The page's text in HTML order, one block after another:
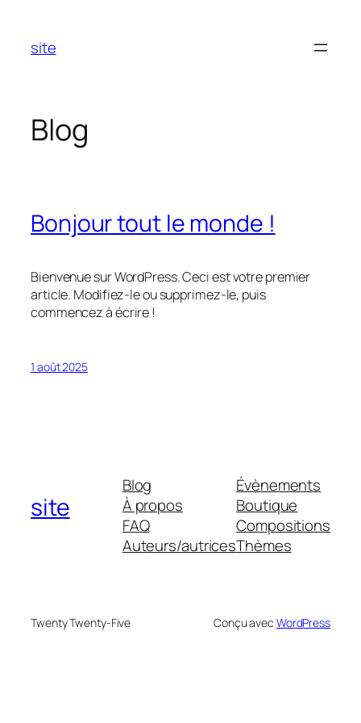
contenu
site
Blog
Bonjour tout le monde !
Bienvenue sur WordPress. Ceci est votre premier
article. Modifiez-le ou supprimez-le, puis
commencez à écrire !
1 août 2025
site
Blog
À propos
FAQ
Auteurs/autrices
Évènements
Boutique
Compositions
Thèmes
Twenty Twenty-Five Conçu avec WordPress